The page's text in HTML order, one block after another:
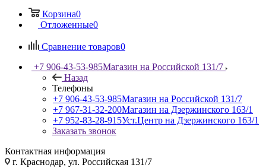
Корзина0
Отложенные0
Сравнение товаров0
+7 906-43-53-985Магазин на Российской 131/7
Назад
Телефоны
+7 906-43-53-985Магазин на Российской 131/7
+7 967-31-32-200Магазин на Дзержинского 163/1
+7 952-83-28-915Уст.Центр на Дзержинского 163/1
Заказать звонок
Контактная информация
г. Краснодар, ул. Российская 131/7